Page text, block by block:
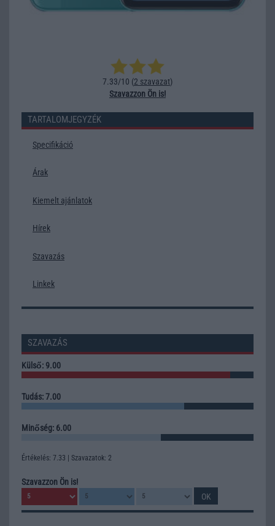
7.33/10 (2 szavazat)
Szavazzon Ön is!
TARTALOMJEGYZÉK
Specifikáció
Árak
Kiemelt ajánlatok
Hírek
Szavazás
Linkek
SZAVAZÁS
Külső: 9.00
Tudás: 7.00
Minőség: 6.00
Értékelés: 7.33 | Szavazatok: 2
Szavazzon Ön is!